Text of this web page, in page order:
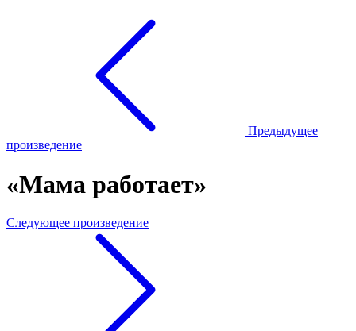
Предыдущее
произведение
«Мама работает»
Следующее произведение